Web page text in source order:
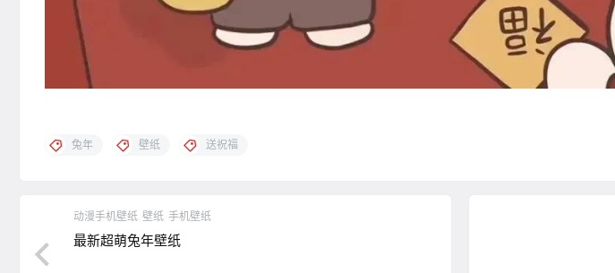
兔年 壁纸 送祝福
动漫手机壁纸 壁纸 手机壁纸
最新超萌兔年壁纸